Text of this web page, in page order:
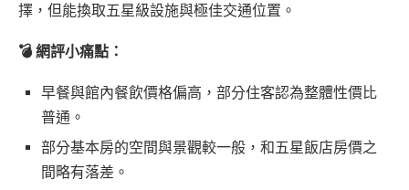
擇，但能換取五星級設施與極佳交通位置。
💣 網評小痛點：
早餐與館內餐飲價格偏高，部分住客認為整體性價比
普通。
部分基本房的空間與景觀較一般，和五星飯店房價之
間略有落差。